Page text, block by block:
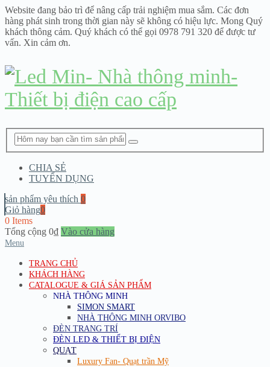
Website đang bảo trì để nâng cấp trải nghiệm mua sắm. Các đơn
hàng phát sinh trong thời gian này sẽ không có hiệu lực. Mong Quý
khách thông cảm. Quý khách có thể gọi 0978 791 320 để được tư
vấn. Xin cảm ơn.
CHIA SẺ
TUYỂN DỤNG
sản phẩm yêu thích 0
Giỏ hàng0
0 Items
Tổng cộng 0₫ Vào cửa hàng
Menu
TRANG CHỦ
KHÁCH HÀNG
CATALOGUE & GIÁ SẢN PHẨM
NHÀ THÔNG MINH
SIMON SMART
NHÀ THÔNG MINH ORVIBO
ĐÈN TRANG TRÍ
ĐÈN LED & THIẾT BỊ ĐIỆN
QUẠT
Luxury Fan- Quạt trần Mỹ